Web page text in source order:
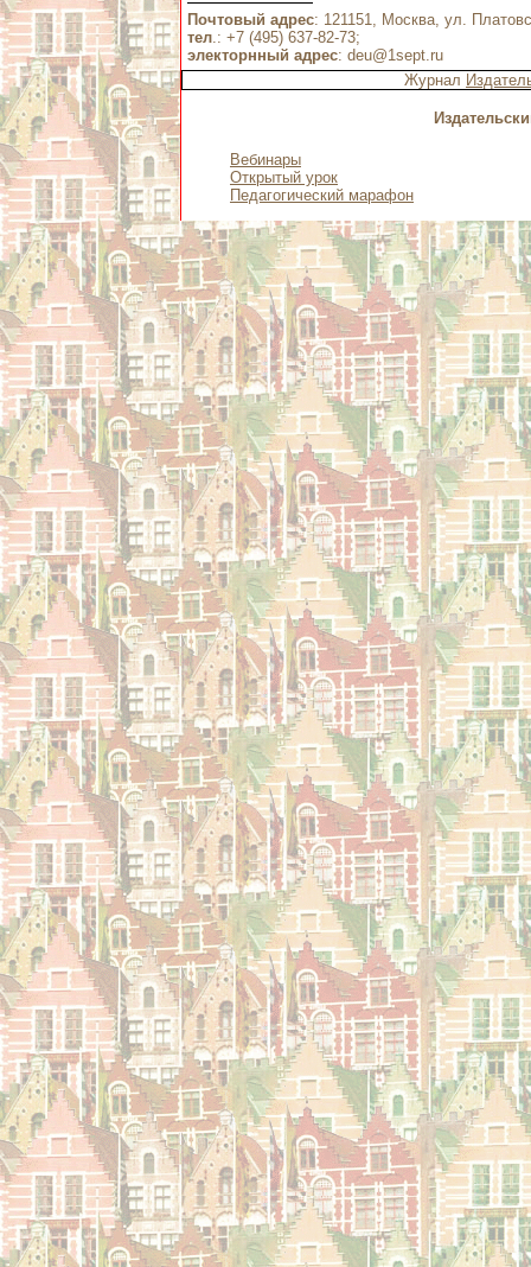
Почтовый адрес: 121151, Москва, ул.
тел.: +7 (495) 637-82-73;
электорнный адрес: deu@1sept.ru
Журнал
Вебинары
Открытый урок
Педагогический марафон